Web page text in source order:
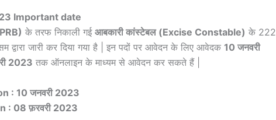
Important date
के तरफ निकाली गई आबकारी कांस्टेबल (Excise Constable) के 222
द्वारा जारी कर दिया गया है | इन पदों पर आवेदन के लिए आवेदक 10 जनवरी
2023 तक ऑनलाइन के माध्यम से आवेदन कर सकते हैं |
: 10 जनवरी 2023
: 08 फ़रवरी 2023